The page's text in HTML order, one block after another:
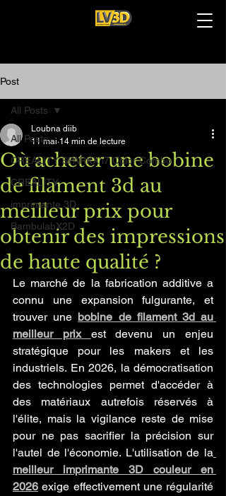
Post
All Posts
CREALITY SPARKX i7 Color Combo
CREALITY
imprimante 3D
BambulabX2D
All Posts
Où acheter une bobine
de filament 3d au
meilleur prix pour
obtenir des impressions
de haute qualité ?
Loubna diib
11 mai 14 min de lecture
Le marché de la fabrication additive a
connu une expansion fulgurante, et
trouver une bobine de filament 3d au
meilleur prix
est devenu un enjeu
stratégique pour les makers et les
industriels. En 2026, la démocratisation
des technologies permet d'accéder à
des matériaux autrefois réservés à
l'élite, mais la vigilance reste de mise
pour ne pas sacrifier la précision sur
l'autel de l'économie. L'utilisation de la
meilleur imprimante 3D couleur en
2026 exige effectivement une régularité